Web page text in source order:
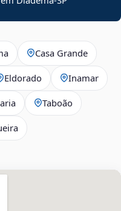
Casa Grande
Eldorado Inamar
Taboão